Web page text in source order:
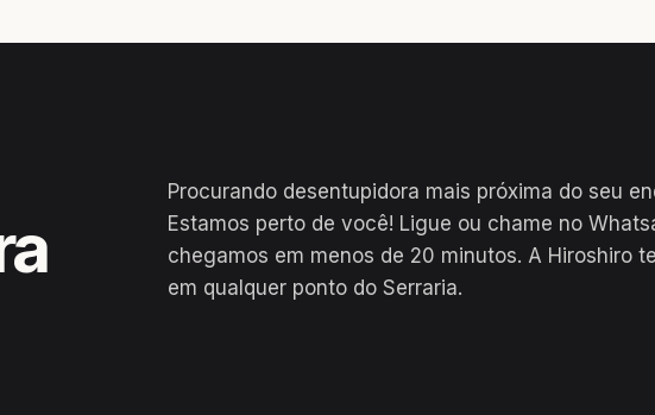
Procurando desentupidora mais próxima do seu
Estamos perto de você! Ligue ou chame no
chegamos em menos de 20 minutos. A Hiroshiro
em qualquer ponto do Serraria.